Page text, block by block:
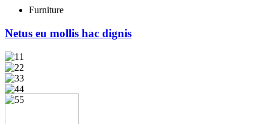
Furniture
Netus eu mollis hac dignis